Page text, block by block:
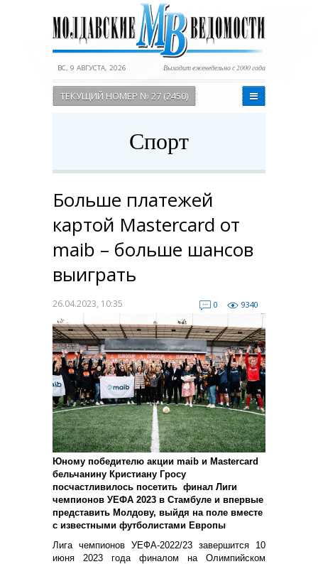
ВС, 9 АВГУСТА, 2026 Выходит еженедельно с 2000 года
ТЕКУЩИЙ НОМЕР № 27 (2450)
Спорт
Больше платежей
картой Mastercard от
maib – больше шансов
выиграть
26.04.2023, 10:35 0 9340
Юному победителю акции maib и Mastercard
бельчанину Кристиану Гросу
посчастливилось посетить финал Лиги
чемпионов УЕФА 2023 в Стамбуле и впервые
представить Молдову, выйдя на поле вместе
с известными футболистами Европы
Лига чемпионов УЕФА-2022/23 завершится 10
июня 2023 года финалом на Олимпийском